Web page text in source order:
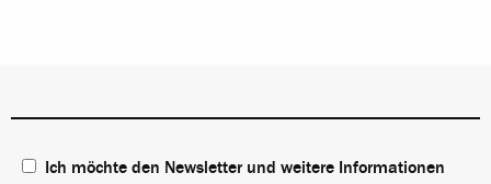
Ich möchte den Newsletter und weitere Informationen